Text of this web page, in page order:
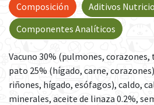
Vacuno 30% (pulmones, corazones,
pato 25% (hígado, carne,
riñones, hígado, esófagos), caldo,
minerales, aceite de linaza 0.2%,
Composición
Aditivos
Componentes Analíticos